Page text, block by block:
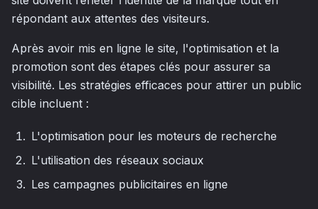
répondant aux attentes des visiteurs.
Après avoir mis en ligne le site, l'optimisation et la
promotion sont des étapes clés pour assurer sa
visibilité. Les stratégies efficaces pour attirer un public
cible incluent :
L'optimisation pour les moteurs de recherche
L'utilisation des réseaux sociaux
Les campagnes publicitaires en ligne